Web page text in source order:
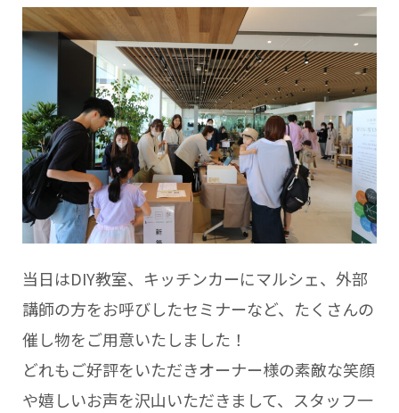
当日はDIY教室、キッチンカーにマルシェ、外部
講師の方をお呼びしたセミナーなど、たくさんの
催し物をご用意いたしました！
どれもご好評をいただきオーナー様の素敵な笑顔
や嬉しいお声を沢山いただきまして、スタッフ一